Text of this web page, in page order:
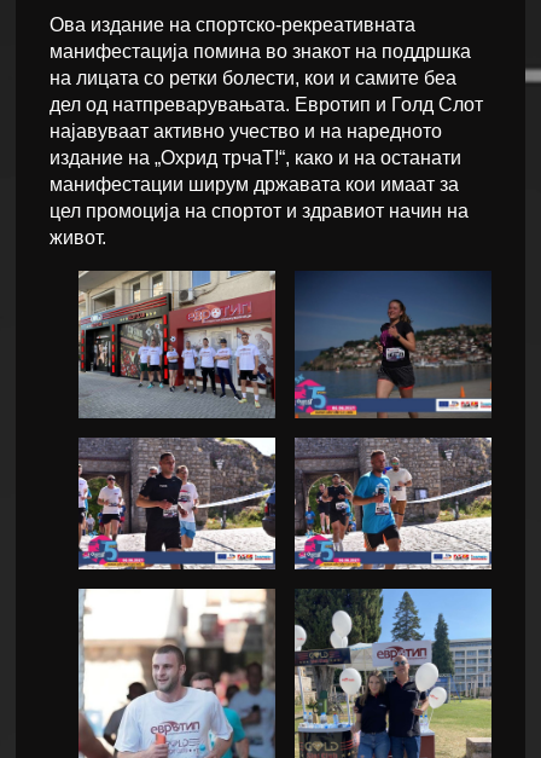
Ова издание на спортско-рекреативната
манифестација помина во знакот на поддршка
на лицата со ретки болести, кои и самите беа
дел од натпреварувањата. Евротип и Голд Слот
најавуваат активно учество и на наредното
издание на „Охрид трчаТ!“, како и на останати
манифестации ширум државата кои имаат за
цел промоција на спортот и здравиот начин на
живот.